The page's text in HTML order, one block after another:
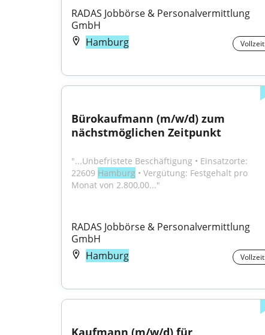
RADAS Jobbörse & Personalvermittlung
GmbH
Hamburg
Vollzeit
Bürokaufmann (m/w/d) zum
nächstmöglichen Zeitpunkt
"...Unbefristete Beschäftigung • Einsatzorte:
22609 Hamburg • Vergütung: Festgehalt pro
Monat von 2.800,00..."
RADAS Jobbörse & Personalvermittlung
GmbH
Hamburg
Vollzeit